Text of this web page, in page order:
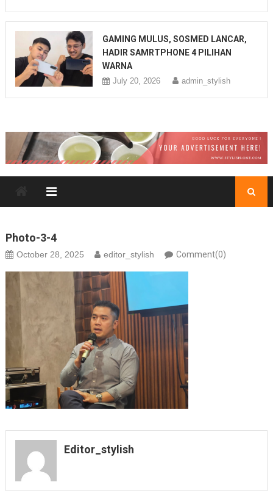
GAMING MULUS, SOSMED LANCAR,
HADIR SAMRTPHONE 4 PILIHAN
WARNA
July 20, 2026 admin_stylish
Photo-3-4
October 28, 2025 editor_stylish Comment(0)
Editor_stylish